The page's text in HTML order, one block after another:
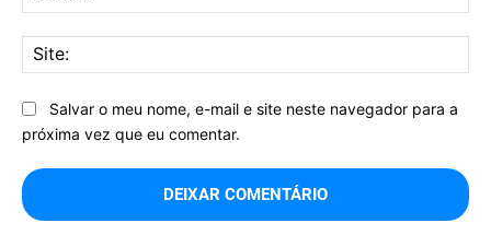
Salvar o meu nome, e-mail e site neste navegador para a
próxima vez que eu comentar.